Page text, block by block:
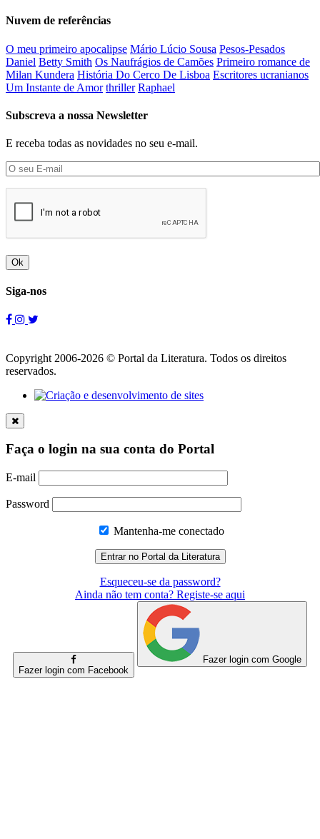
Nuvem de referências
O meu primeiro apocalipse Mário Lúcio Sousa Pesos-Pesados
Daniel Betty Smith Os Naufrágios de Camões Primeiro romance de
Milan Kundera História Do Cerco De Lisboa Escritores ucranianos
Um Instante de Amor thriller Raphael
Subscreva a nossa Newsletter
E receba todas as novidades no seu e-mail.
Ok
Siga-nos
Copyright 2006-2026 © Portal da Literatura. Todos os direitos
reservados.
Faça o login na sua conta do Portal
E-mail
Password
Mantenha-me conectado
Esqueceu-se da password?
Ainda não tem conta? Registe-se aqui
Fazer login com Facebook
Fazer login com Google